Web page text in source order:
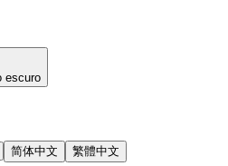
escuro
简体中文 繁體中文